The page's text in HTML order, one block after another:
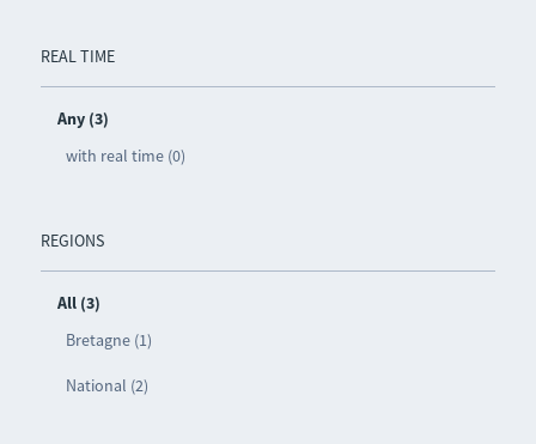
REAL TIME
Any (3)
with real time (0)
REGIONS
All (3)
Bretagne (1)
National (2)